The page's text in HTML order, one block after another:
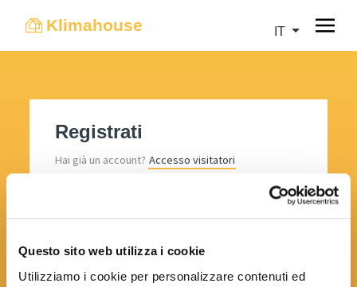
Questo sito web utilizza i cookie
Utilizziamo i cookie per personalizzare contenuti ed
Klimahouse IT
Registrati
Hai già un account? Accesso visitatori